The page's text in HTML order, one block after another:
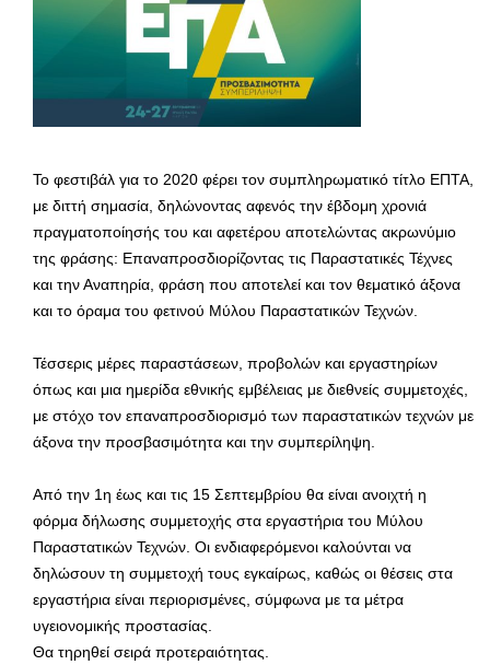
Το φεστιβάλ για το 2020 φέρει τον συμπληρωματικό τίτλο ΕΠΤΑ,
με διττή σημασία, δηλώνοντας αφενός την έβδομη χρονιά
πραγματοποίησής του και αφετέρου αποτελώντας ακρωνύμιο
της φράσης: Επαναπροσδιορίζοντας τις Παραστατικές Τέχνες
και την Αναπηρία, φράση που αποτελεί και τον θεματικό άξονα
και το όραμα του φετινού Μύλου Παραστατικών Τεχνών.
Τέσσερις μέρες παραστάσεων, προβολών και εργαστηρίων
όπως και μια ημερίδα εθνικής εμβέλειας με διεθνείς συμμετοχές,
με στόχο τον επαναπροσδιορισμό των παραστατικών τεχνών με
άξονα την προσβασιμότητα και την συμπερίληψη.
Από την 1η έως και τις 15 Σεπτεμβρίου θα είναι ανοιχτή η
φόρμα δήλωσης συμμετοχής στα εργαστήρια του Μύλου
Παραστατικών Τεχνών. Οι ενδιαφερόμενοι καλούνται να
δηλώσουν τη συμμετοχή τους εγκαίρως, καθώς οι θέσεις στα
εργαστήρια είναι περιορισμένες, σύμφωνα με τα μέτρα
υγειονομικής προστασίας.
Θα τηρηθεί σειρά προτεραιότητας.